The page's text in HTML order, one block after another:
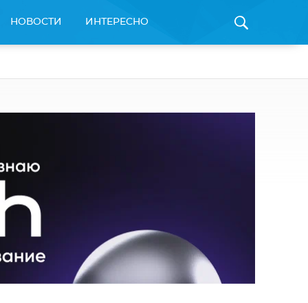
НОВОСТИ ИНТЕРЕСНО